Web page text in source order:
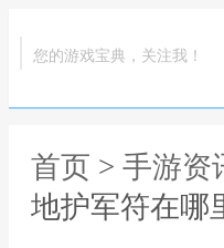
您的游戏宝典，关注我！
首页 > 手游资
地护军符在哪